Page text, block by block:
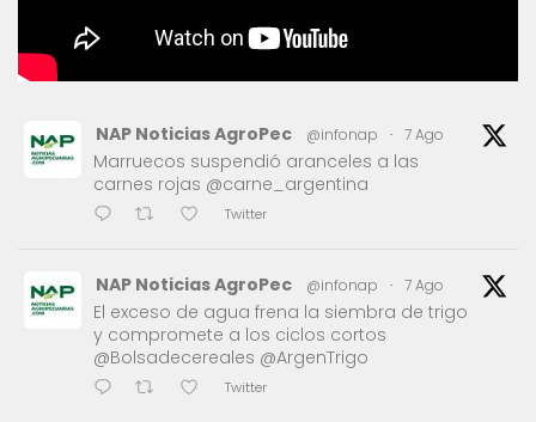
NAP Noticias AgroPec @infonap · 7 Ago
Marruecos suspendió aranceles a las
carnes rojas @carne_argentina
Twitter
NAP Noticias AgroPec @infonap · 7 Ago
El exceso de agua frena la siembra de trigo
y compromete a los ciclos cortos
@Bolsadecereales @ArgenTrigo
Twitter